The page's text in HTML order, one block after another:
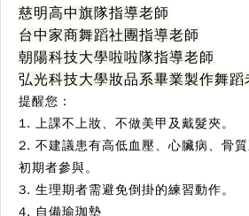
慈明高中旗隊指導老師
台中家商舞蹈社團指導老師
朝陽科技大學啦啦隊指導老師
弘光科技大學妝品系畢業製作舞蹈
提醒您：
1. 上課不上妝、不做美甲及戴髮夾。
2. 不建議患有高低血壓、心臟病、骨
初期者參與。
3. 生理期者需避免倒掛的練習動作。
4. 自備瑜珈墊